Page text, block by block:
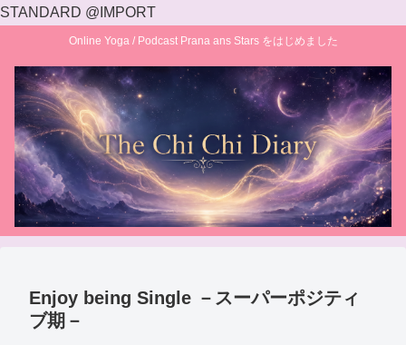
STANDARD @IMPORT
Online Yoga / Podcast Prana ans Stars をはじめました
Enjoy being Single －スーパーポジティ
ブ期－